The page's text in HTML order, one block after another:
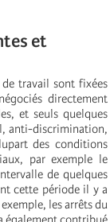
et
travail sont fixées
directement
et seuls quelques
anti-discrimination,
des conditions
par exemple le
de quelques
cette période il y a
les arrêts du